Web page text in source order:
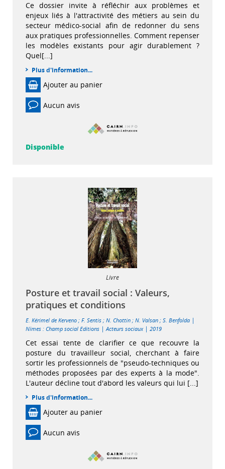
Ce dossier invite à réfléchir aux problèmes et
enjeux liés à l'attractivité des métiers au sein du
secteur médico-social afin de redonner du sens
aux pratiques professionnelles. Comment repenser
les modèles existants pour agir durablement ?
Quel[...]
Plus d'information...
Ajouter au panier
Aucun avis
Disponible
Livre
Posture et travail social : Valeurs,
pratiques et conditions
E. Kérimel de Kerveno ; F. Sentis ; N. Chottin ; N. Valsan ; S. Benfolda |
Nîmes : Champ social Editions |Acteurs sociaux| 2019
Cet essai tente de clarifier ce que recouvre la
posture du travailleur social, cherchant à faire
sortir les professionnels de "pseudo-techniques ou
méthodes proposées par des experts à la mode".
L'auteur décline tout d'abord les valeurs qui lui [...]
Plus d'information...
Ajouter au panier
Aucun avis